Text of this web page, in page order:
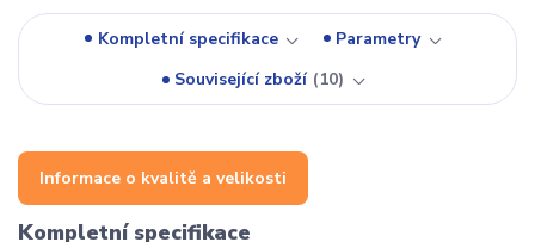
Kompletní specifikace
Parametry
Související zboží
10
Informace o kvalitě a velikosti
Kompletní specifikace